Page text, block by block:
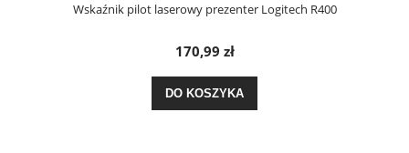
Wskaźnik pilot laserowy prezenter Logitech R400
170,99 zł
DO KOSZYKA